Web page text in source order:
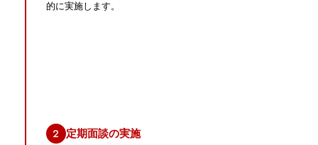
的に実施します。
2 定期面談の実施